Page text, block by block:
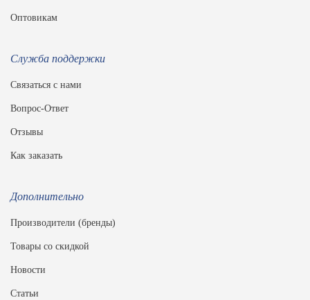
Оптовикам
Служба поддержки
Связаться с нами
Вопрос-Ответ
Отзывы
Как заказать
Дополнительно
Производители (бренды)
Товары со скидкой
Новости
Статьи